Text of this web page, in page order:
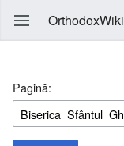
OrthodoxWiki
Pagină: